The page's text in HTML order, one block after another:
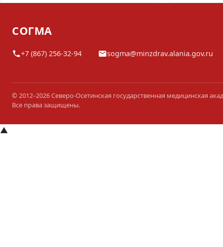
СОГМА
+7 (867) 256-32-94 sogma@minzdrav.alania.gov.ru
© 2012–2026 Северо-Осетинская государственная медицинская
Все права защищены.
▲